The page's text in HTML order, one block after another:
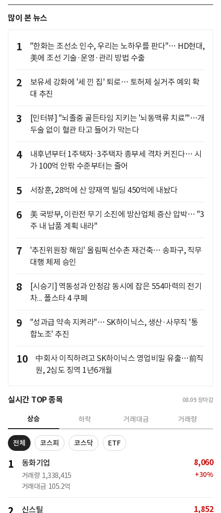
많이 본 뉴스
1
"한화는 조선소 인수, 우리는 노하우를 판다"… HD현대,
美에 조선 기술·운영·관리 방법 수출
2
보유세 강화에 '세 낀 집' 퇴로… 토허제 실거주 예외 확
대 추진
3
[인터뷰] "뇌졸중 골든타임 지키는 '뇌동맥류 치료'"…개
두술 없이 혈관 타고 들어가 막는다
4
내후년부터 1주택자·3주택자 종부세 격차 커진다… 시
가 100억 안팎 수준부터는 줄어
5 서장훈, 28억에 산 양재역 빌딩 450억에 내놨다
6
美 국방부, 이란전 무기 소진에 방산업체 증산 압박… "3
주 내 납품 계획 내라"
7
'추진위원장 해임' 올림픽선수촌 재건축… 송파구, 직무
대행 체제 승인
8
[시승기] 역동성과 안정감 동시에 잡은 554마력의 전기
차... 폴스타 4 쿠페
9
"성과급 약속 지켜라"… SK하이닉스, 생산·사무직 '통
합노조' 추진
10
中회사 이직하려고 SK하이닉스 영업비밀 유출…前직
원, 2심도 징역 1년6개월
실시간 TOP 종목 08.09 장마감
상승 하락 거래대금 거래량
전체 코스피 코스닥 ETF
1 동화기업
거래량 1,338,415
거래대금 105.2억
8,060
+30%
신스틸 1,852